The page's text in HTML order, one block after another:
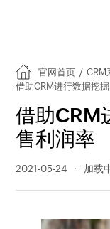
官网首页 / CRM
借助CRM进行数据挖
借助CRM
售利润率
2021-05-24 324